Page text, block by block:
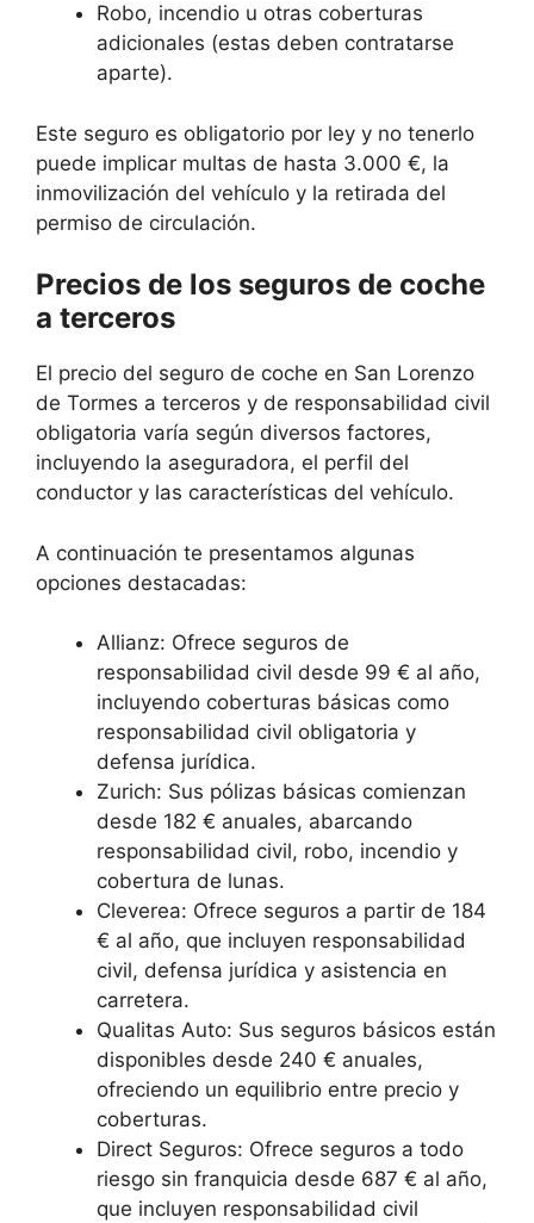
Robo, incendio u otras coberturas
adicionales (estas deben contratarse
aparte).
Este seguro es obligatorio por ley y no tenerlo
puede implicar multas de hasta 3.000 €, la
inmovilización del vehículo y la retirada del
permiso de circulación.
Precios de los seguros de coche
a terceros
El precio del seguro de coche en San Lorenzo
de Tormes a terceros y de responsabilidad civil
obligatoria varía según diversos factores,
incluyendo la aseguradora, el perfil del
conductor y las características del vehículo.
A continuación te presentamos algunas
opciones destacadas:
Allianz: Ofrece seguros de
responsabilidad civil desde 99 € al año,
incluyendo coberturas básicas como
responsabilidad civil obligatoria y
defensa jurídica.
Zurich: Sus pólizas básicas comienzan
desde 182 € anuales, abarcando
responsabilidad civil, robo, incendio y
cobertura de lunas.
Cleverea: Ofrece seguros a partir de 184
€ al año, que incluyen responsabilidad
civil, defensa jurídica y asistencia en
carretera.
Qualitas Auto: Sus seguros básicos están
disponibles desde 240 € anuales,
ofreciendo un equilibrio entre precio y
coberturas.
Direct Seguros: Ofrece seguros a todo
riesgo sin franquicia desde 687 € al año,
que incluyen responsabilidad civil